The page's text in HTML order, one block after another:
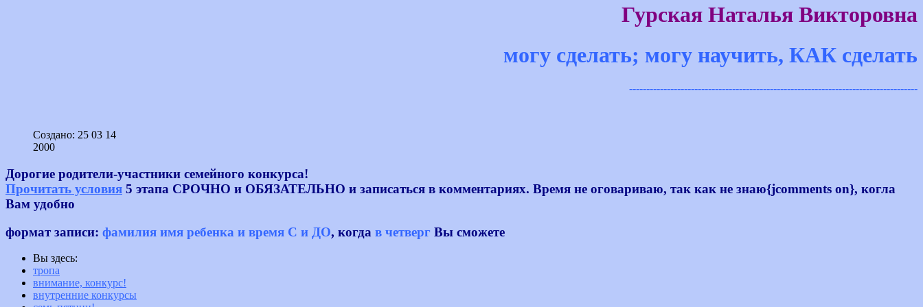
Гурская Наталья Викторовна
могу сделать; могу научить, КАК сделать
------------------------------------------------------------------------------------
Создано: 25 03 14
2000
Дорогие родители-участники семейного конкурса!
Прочитать условия 5 этапа СРОЧНО и ОБЯЗАТЕЛЬНО и записаться в комментариях. Время не оговариваю, так как не знаю{jcomments on}, когла
Вам удобно
формат записи: фамилия имя ребенка и время С и ДО, когда в четверг Вы сможете
Вы здесь:
тропа
внимание, конкурс!
внутренние конкурсы